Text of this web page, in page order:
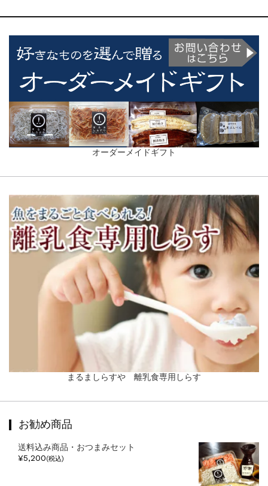
オーダーメイドギフト
まるましらすや 離乳食専用しらす
お勧め商品
送料込み商品・おつまみセット
¥5,200(税込)